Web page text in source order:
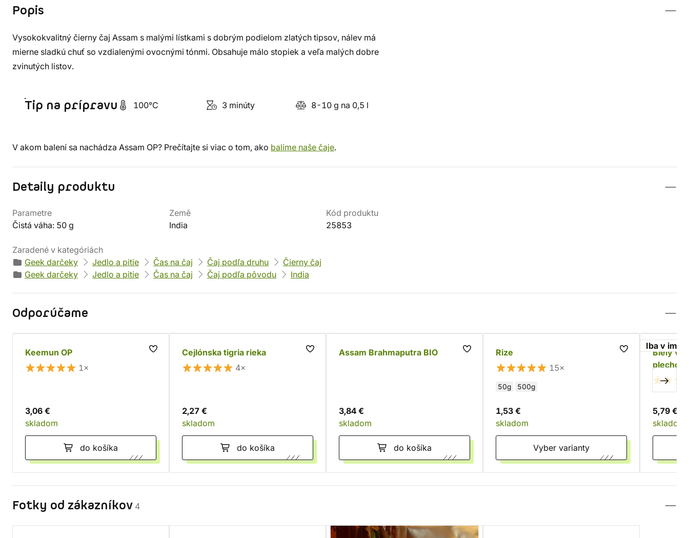
Popis
Vysokokvalitný čierny čaj Assam s malými lístkami s dobrým podielom zlatých tipsov, nálev má
mierne sladkú chuť so vzdialenými ovocnými tónmi. Obsahuje málo stopiek a veľa malých dobre
zvinutých listov.
Tip na prípravu 100°C 3 minúty 8-10 g na 0,5 l
V akom balení sa nachádza Assam OP? Prečítajte si viac o tom, ako balíme naše čaje.
Detaily produktu
Parametre
Čistá váha: 50 g
Země
India
Kód produktu
25853
Zaradené v kategóriách
Geek darčeky
Jedlo a pitie Čas na čaj Čaj podľa druhu
Čierny čaj
Geek darčeky
Jedlo a pitie Čas na čaj Čaj podľa pôvodu India
Odporúčame
Keemun OP
1×
3,06 €
skladom
do košíka
Cejlónska tigria rieka
4×
2,27 €
skladom
do košíka
Assam Brahmaputra BIO
3,84 €
skladom
do košíka
Rize
15×
50g 500g
1,53 €
skladom
Vyber varianty
Iba v
Biely
5,79 €
skladom
Fotky od zákazníkov 4